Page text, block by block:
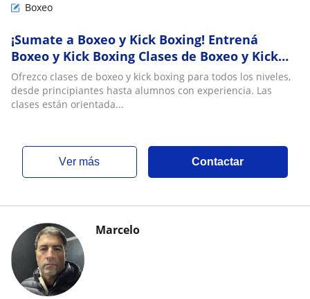
Boxeo
¡Sumate a Boxeo y Kick Boxing! Entrená
Boxeo y Kick Boxing Clases de Boxeo y Kick
Boxing Aprendé Boxeo y Kick Boxing Boxeo y
Kick
Ofrezco clases de boxeo y kick boxing para todos los niveles,
desde principiantes hasta alumnos con experiencia. Las
clases están orientada...
ver más Contactar
Marcelo